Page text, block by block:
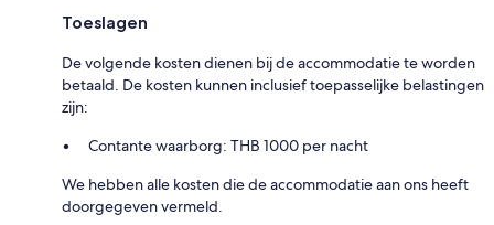
Toeslagen
De volgende kosten dienen bij de accommodatie te worden
betaald. De kosten kunnen inclusief toepasselijke belastingen
zijn:
Contante waarborg: THB 1000 per nacht
We hebben alle kosten die de accommodatie aan ons heeft
doorgegeven vermeld.